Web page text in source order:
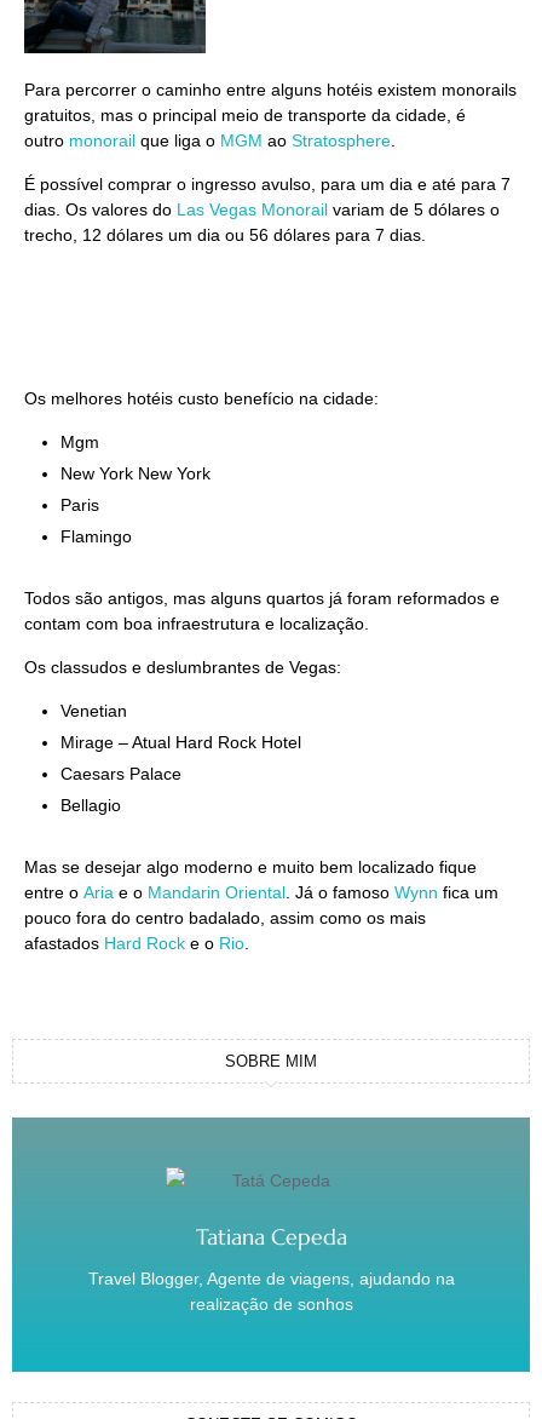
Para percorrer o caminho entre alguns hotéis existem monorails
gratuitos, mas o principal meio de transporte da cidade, é
outro monorail que liga o MGM ao Stratosphere.
É possível comprar o ingresso avulso, para um dia e até para 7
dias. Os valores do Las Vegas Monorail variam de 5 dólares o
trecho, 12 dólares um dia ou 56 dólares para 7 dias.
Os melhores hotéis custo benefício na cidade:
Mgm
New York New York
Paris
Flamingo
Todos são antigos, mas alguns quartos já foram reformados e
contam com boa infraestrutura e localização.
Os classudos e deslumbrantes de Vegas:
Venetian
Mirage – Atual Hard Rock Hotel
Caesars Palace
Bellagio
Mas se desejar algo moderno e muito bem localizado fique
entre o Aria e o Mandarin Oriental. Já o famoso Wynn fica um
pouco fora do centro badalado, assim como os mais
afastados Hard Rock e o Rio.
SOBRE MIM
Tatiana Cepeda
Travel Blogger, Agente de viagens, ajudando na
realização de sonhos